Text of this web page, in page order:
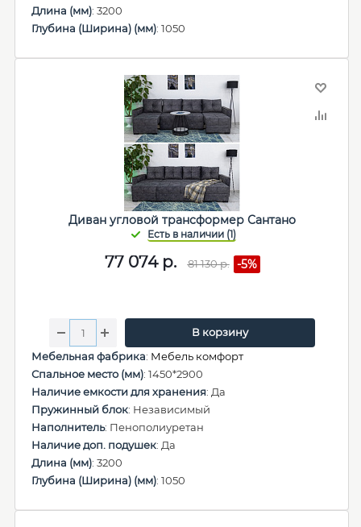
Длина (мм): 3200
Глубина (Ширина) (мм): 1050
Диван угловой трансформер Сантано
77 074р. 81 130р. -5%
В корзину
Мебельная фабрика: Мебель комфорт
Спальное место (мм): 1450*2900
Наличие емкости для хранения: Да
Пружинный блок: Независимый
Наполнитель: Пенополиуретан
Наличие доп. подушек: Да
Длина (мм): 3200
Глубина (Ширина) (мм): 1050